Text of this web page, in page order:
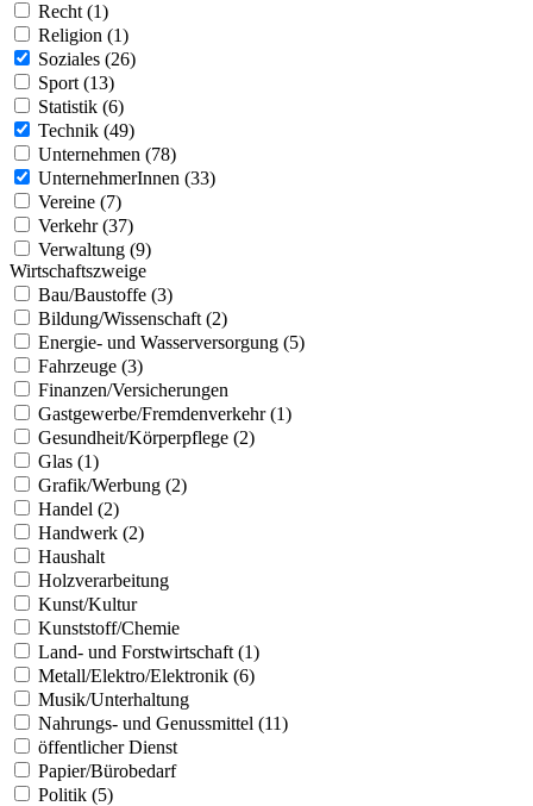
Recht (1)
Religion (1)
Soziales (26)
Sport (13)
Statistik (6)
Technik (49)
Unternehmen (78)
UnternehmerInnen (33)
Vereine (7)
Verkehr (37)
Verwaltung (9)
Wirtschaftszweige
Bau/Baustoffe (3)
Bildung/Wissenschaft (2)
Energie- und Wasserversorgung (5)
Fahrzeuge (3)
Finanzen/Versicherungen
Gastgewerbe/Fremdenverkehr (1)
Gesundheit/Körperpflege (2)
Glas (1)
Grafik/Werbung (2)
Handel (2)
Handwerk (2)
Haushalt
Holzverarbeitung
Kunst/Kultur
Kunststoff/Chemie
Land- und Forstwirtschaft (1)
Metall/Elektro/Elektronik (6)
Musik/Unterhaltung
Nahrungs- und Genussmittel (11)
öffentlicher Dienst
Papier/Bürobedarf
Politik (5)